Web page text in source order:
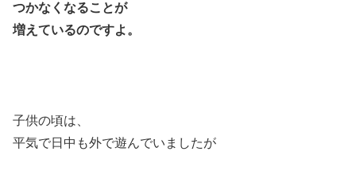
つかなくなることが
増えているのですよ。
子供の頃は、
平気で日中も外で遊んでいましたが